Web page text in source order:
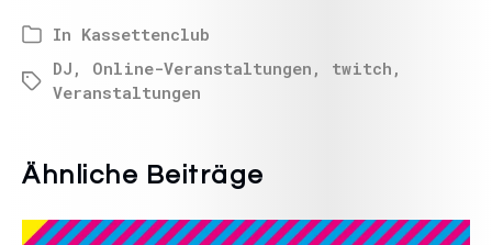
In Kassettenclub
DJ , Online-Veranstaltungen , twitch ,
Veranstaltungen
Ähnliche Beiträge